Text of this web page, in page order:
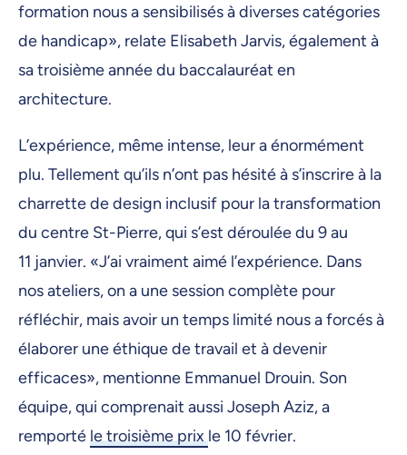
formation nous a sensibilisés à diverses catégories
de handicap», relate Elisabeth Jarvis, également à
sa troisième année du baccalauréat en
architecture.
L’expérience, même intense, leur a énormément
plu. Tellement qu’ils n’ont pas hésité à s’inscrire à la
charrette de design inclusif pour la transformation
du centre St-Pierre, qui s’est déroulée du 9 au
11 janvier. «J’ai vraiment aimé l’expérience. Dans
nos ateliers, on a une session complète pour
réfléchir, mais avoir un temps limité nous a forcés à
élaborer une éthique de travail et à devenir
efficaces», mentionne Emmanuel Drouin. Son
équipe, qui comprenait aussi Joseph Aziz, a
remporté le troisième prix le 10 février.